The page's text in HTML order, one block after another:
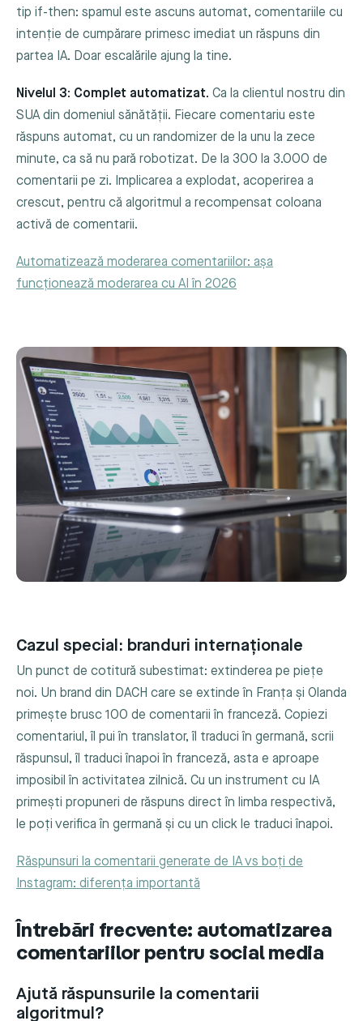
tip if-then: spamul este ascuns automat, comentariile cu
intenție de cumpărare primesc imediat un răspuns din
partea IA. Doar escalările ajung la tine.
Nivelul 3: Complet automatizat. Ca la clientul nostru din
SUA din domeniul sănătății. Fiecare comentariu este
răspuns automat, cu un randomizer de la unu la zece
minute, ca să nu pară robotizat. De la 300 la 3.000 de
comentarii pe zi. Implicarea a explodat, acoperirea a
crescut, pentru că algoritmul a recompensat coloana
activă de comentarii.
Automatizează moderarea comentariilor: aşa
funcționează moderarea cu AI în 2026
Cazul special: branduri internaționale
Un punct de cotitură subestimat: extinderea pe piețe
noi. Un brand din DACH care se extinde în Franța și Olanda
primește brusc 100 de comentarii în franceză. Copiezi
comentariul, îl pui în translator, îl traduci în germană, scrii
răspunsul, îl traduci înapoi în franceză, asta e aproape
imposibil în activitatea zilnică. Cu un instrument cu IA
primești propuneri de răspuns direct în limba respectivă,
le poți verifica în germană și cu un click le traduci înapoi.
Răspunsuri la comentarii generate de IA vs boți de
Instagram: diferența importantă
Întrebări frecvente: automatizarea
comentariilor pentru social media
Ajută răspunsurile la comentarii
algoritmul?